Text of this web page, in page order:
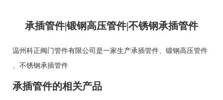
承插管件|锻钢高压管件|不锈钢承插管件
温州科正阀门管件有限公司是一家生产承插管件
锻钢高压管件
不锈钢承插管件
承插管件的相关产品